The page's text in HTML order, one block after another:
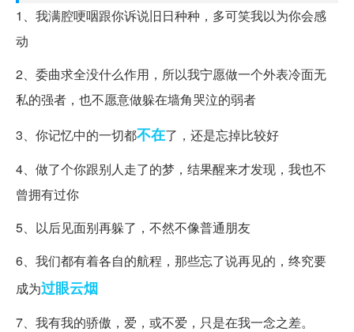
1、我满腔哽咽跟你诉说旧日种种，多可笑我以为你会感
动
2、委曲求全没什么作用，所以我宁愿做一个外表冷面无
私的强者，也不愿意做躲在墙角哭泣的弱者
3、你记忆中的一切都不在了，还是忘掉比较好
4、做了个你跟别人走了的梦，结果醒来才发现，我也不
曾拥有过你
5、以后见面别再躲了，不然不像普通朋友
6、我们都有着各自的航程，那些忘了说再见的，终究要
成为过眼云烟
7、我有我的骄傲，爱，或不爱，只是在我一念之差。